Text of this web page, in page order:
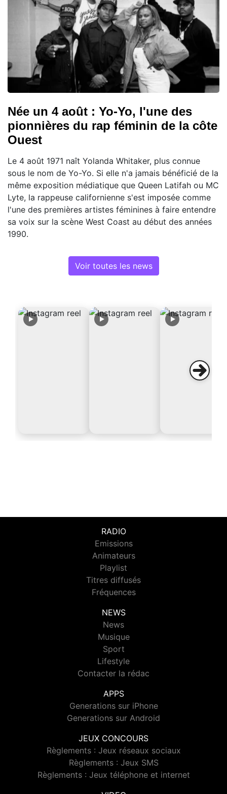
Née un 4 août : Yo-Yo, l'une des
pionnières du rap féminin de la côte
Ouest
Le 4 août 1971 naît Yolanda Whitaker, plus connue
sous le nom de Yo-Yo. Si elle n'a jamais bénéficié de la
même exposition médiatique que Queen Latifah ou MC
Lyte, la rappeuse californienne s'est imposée comme
l'une des premières artistes féminines à faire entendre
sa voix sur la scène West Coast au début des années
1990.
Voir toutes les news
RADIO
Emissions
Animateurs
Playlist
Titres diffusés
Fréquences
NEWS
News
Musique
Sport
Lifestyle
Contacter la rédac
APPS
Generations sur iPhone
Generations sur Android
JEUX CONCOURS
Règlements : Jeux réseaux sociaux
Règlements : Jeux SMS
Règlements : Jeux téléphone et internet